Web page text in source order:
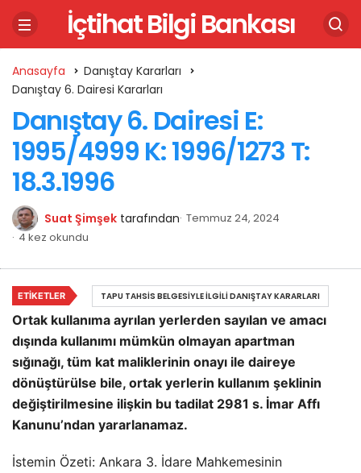
İçtihat Bilgi Bankası
Anasayfa
Danıştay Kararları
Danıştay 6. Dairesi Kararları
Danıştay 6. Dairesi E:
1995/4999 K: 1996/1273 T:
18.3.1996
Suat Şimşek tarafından Temmuz 24, 2024
4 kez okundu
Ortak kullanıma ayrılan yerlerden sayılan ve amacı
dışında kullanımı mümkün olmayan apartman
sığınağı, tüm kat maliklerinin onayı ile daireye
dönüştürülse bile, ortak yerlerin kullanım şeklinin
değiştirilmesine ilişkin bu tadilat 2981 s. İmar Affı
Kanunu’ndan yararlanamaz.
İstemin Özeti: Ankara 3. İdare Mahkemesinin
ETIKETLER TAPU TAHSIS BELGESIYLE İLGILI DANIŞTAY KARARLARI